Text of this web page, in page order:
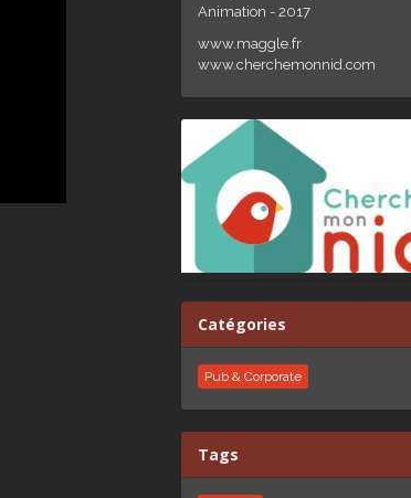
Animation - 2017
www.maggle.fr
www.cherchemonnid.com
Catégories
Pub & Corporate
Tags